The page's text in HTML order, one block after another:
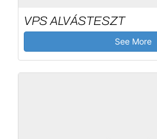
VPS ALVÁSTESZT
See More